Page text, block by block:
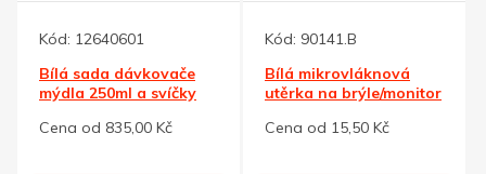
Kód: 12640601
Bílá sada dávkovače
mýdla 250ml a svíčky
Cena od 835,00 Kč
Kód: 90141.B
Bílá mikrovláknová
utěrka na brýle/monitor
Cena od 15,50 Kč